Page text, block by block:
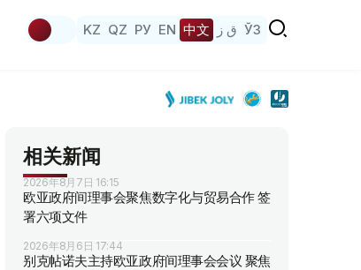
KZ QZ РУ EN 中文 ق ز ЎЗ
相关新闻
2026年8月7日 16:15
欧亚政府间理事会聚焦数字化与贸易合作 签
署六项文件
2026年8月6日 17:44
别克帖诺夫主持欧亚政府间理事会会议 聚焦